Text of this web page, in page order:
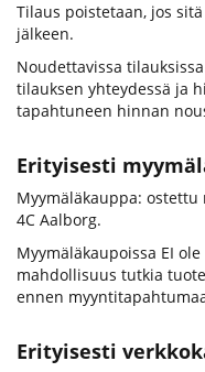
Tilaus poistetaan, jos
jälkeen.
Noudettavissa
tilauksen yhteydessä ja
tapahtuneen hinnan
Erityisesti
Myymäläkauppa: ostettu
4C Aalborg.
Myymäläkaupoissa EI
mahdollisuus tutkia
ennen
Erityisesti